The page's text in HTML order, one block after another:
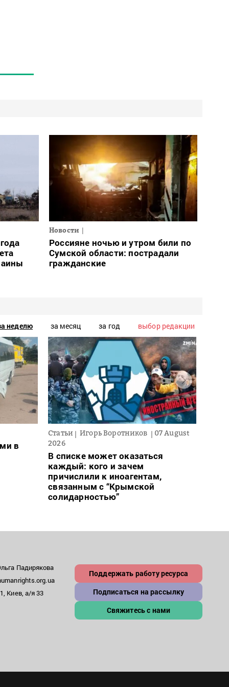
Новости
Россияне ночью и утром били по
Сумской области: пострадали
гражданские
неделю за месяц за год выбор редакции
в
Статьи Игорь Воротников
07 August
2026
В списке может оказаться
каждый: кого и зачем
причислили к иноагентам,
связанным с “Крымской
солидарностью”
Падирякова
Киев, а/я 33
Поддержать работу ресурса
Подписаться на рассылку
Свяжитесь с нами